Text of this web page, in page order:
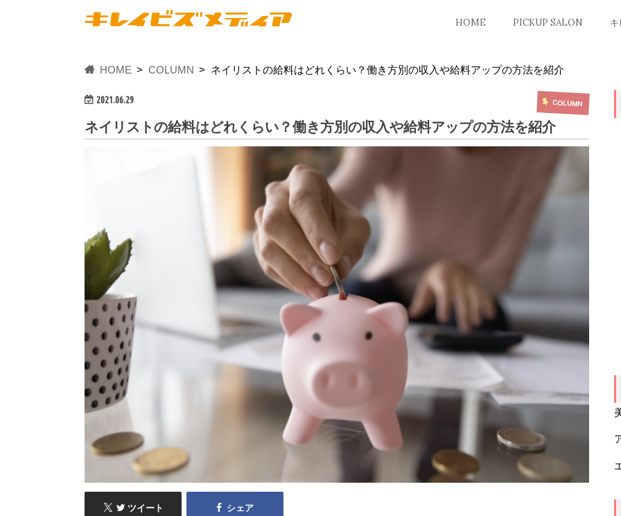
HOME PICKUP SALON
HOME COLUMN ネイリストの給料はどれくらい？働き方別の収入や給料アップの方法を紹介
2021.06.29 COLUMN
ネイリストの給料はどれくらい？働き方別の収入や給料アップの方法を紹介
ツイート シェア